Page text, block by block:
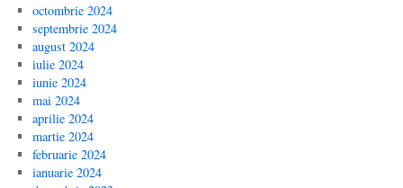
octombrie 2024
septembrie 2024
august 2024
iulie 2024
iunie 2024
mai 2024
aprilie 2024
martie 2024
februarie 2024
ianuarie 2024